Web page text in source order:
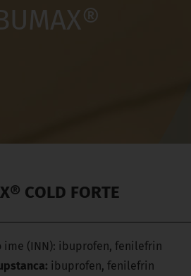
COLD FORTE
ime (INN): ibuprofen, fenilefrin
ibuprofen, fenilefrin